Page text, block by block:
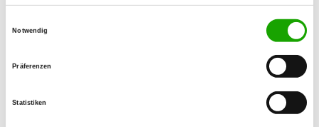
Notwendig
Präferenzen
Statistiken
OG - Maintal
63477 Maintal-Dörnigheim
OG - Oberstedten/TS.